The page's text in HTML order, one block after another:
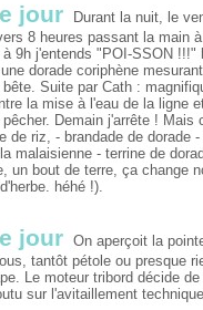
jour
Durant la nuit, le
8 heures passant la main
à 9h j'entends "POI-SSON
dorade coriphène
Suite par Cath :
la mise à l'eau de la ligne
pêcher. Demain j'arrête !
de riz, - brandade de dorade
malaisienne - terrine de
un bout de terre, ça change
héhé !).
jour On aperçoit la
tantôt pétole ou presque
Le moteur tribord décide
sur l'avitaillement